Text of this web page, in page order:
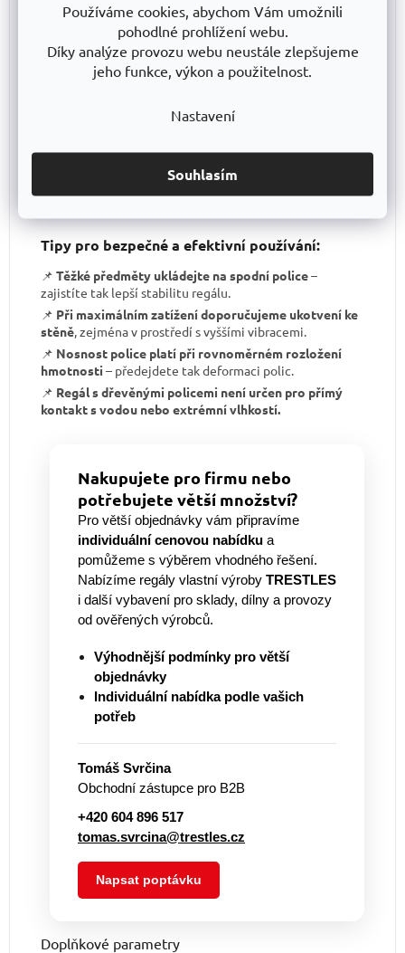
Používáme cookies, abychom Vám umožnili
pohodlné prohlížení webu.
Díky analýze provozu webu neustále zlepšujeme
jeho funkce, výkon a použitelnost.
Nastavení
Souhlasím
Bezkonkurenční poměr kvalita/cena– výborné
zpracování za férovou cenu.
📌Podpora české výroby– investujeme do lokální
produkce a technologického pokroku.
spolehněte se, že vaše skladové řešení bude
S TRESTLESsi pořizujete nejenspolehlivý regál, ale i
záruku kvality a dlouhodobé dostupnosti produktů
Tipy pro bezpečné a efektivní používání:
📌 Těžké předměty ukládejte na spodní police–
zajistíte tak lepší stabilitu regálu.
📌 Při maximálním zatížení doporučujeme ukotvení ke
stěně, zejména v prostředí s vyššími vibracemi.
📌 Nosnost police platí při rovnoměrném rozložení
hmotnosti – předejdete tak deformaci polic.
📌 Regál s dřevěnými policemi není určen pro přímý
kontakt s vodou nebo extrémní vlhkostí.
Nakupujete pro firmu nebo
potřebujete větší množství?
Pro větší objednávky vám připravíme
individuální cenovou nabídku a
pomůžeme s výběrem vhodného řešení.
Nabízíme regály vlastní výroby TRESTLES
i další vybavení pro sklady, dílny a provozy
od ověřených výrobců.
Výhodnější podmínky pro větší
objednávky
Individuální nabídka podle vašich
potřeb
Tomáš Svrčina
Obchodní zástupce pro B2B
+420 604 896 517
tomas.svrcina@trestles.cz
Napsat poptávku
Doplňkové parametry